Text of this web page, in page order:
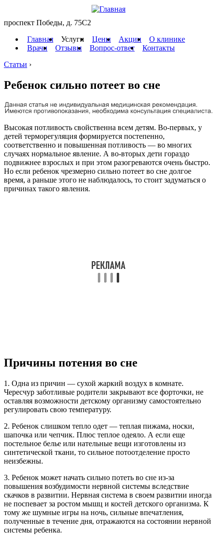
проспект Победы, д. 75C2
Главная
Услуги Цены Акции
О клинике
Врачи
Отзывы Вопрос-ответ
Контакты
Статьи ›
Ребенок сильно потеет во сне
Высокая потливость свойственна всем детям. Во-первых, у
детей терморегуляция формируется постепенно,
соответственно и повышенная потливость — во многих
случаях нормальное явление. А во-вторых дети гораздо
подвижнее взрослых и при этом разогреваются очень быстро.
Но если ребенок чрезмерно сильно потеет во сне долгое
время, а раньше этого не наблюдалось, то стоит задуматься о
причинах такого явления.
Причины потения во сне
1. Одна из причин — сухой жаркий воздух в комнате.
Чересчур заботливые родители закрывают все форточки, не
оставляя возможности детскому организму самостоятельно
регулировать свою температуру.
2. Ребенок слишком тепло одет — теплая пижама, носки,
шапочка или чепчик. Плюс теплое одеяло. А если еще
постельное белье или нательные вещи изготовлены из
синтетической ткани, то сильное потоотделение просто
неизбежны.
3. Ребенок может начать сильно потеть во сне из-за
повышения возбудимости нервной системы вследствие
скачков в развитии. Нервная система в своем развитии иногда
не поспевает за ростом мышц и костей детского организма. К
тому же шумные игры на ночь, сильные впечатления,
полученные в течение дня, отражаются на состоянии нервной
системы ребенка.